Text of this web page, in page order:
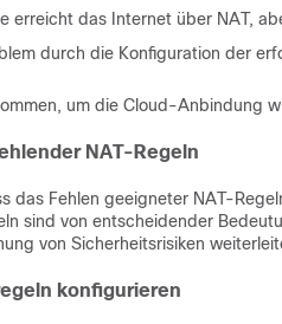
erreicht das Internet über NAT,
durch die Konfiguration der
um die Cloud-Anbindung
NAT-Regeln
das Fehlen geeigneter NAT-
sind von entscheidender
von Sicherheitsrisiken
konfigurieren